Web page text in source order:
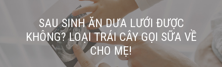
SAU SINH ĂN DƯA LƯỚI ĐƯỢC
KHÔNG? LOẠI TRÁI CÂY GỌI SỮA VỀ
CHO MẸ!